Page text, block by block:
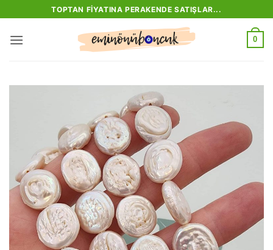
atla
TOPTAN FIYATINA PERAKENDE SATIŞLAR...
0